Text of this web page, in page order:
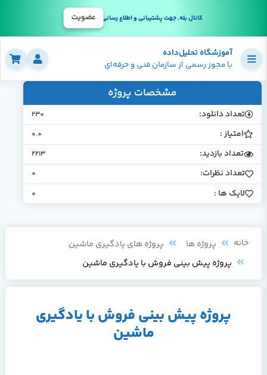
کانال بله, جهت پشتیبانی و اطلاع رسانی عضویت
آموزشگاه تحلیل‌داده
با مجوز رسمی از سازمان فنی و حرفه‌ای
مشخصات پروژه
تعداد دانلود: 230
امتیاز : 0.0
تعداد بازدید: 2213
تعداد نظرات: 0
لایک ها : 0
خانه پروژه ها
پروژه های یادگیری ماشین
پروژه پیش بینی فروش با یادگیری ماشین
پروژه پیش بینی فروش با یادگیری
ماشین